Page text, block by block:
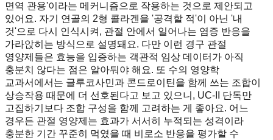
면역 관용'이라는 메커니즘으로 작용하는 것으로 제안되고
있어요. 자기 연골의 2형 콜라겐을 '공격할 적'이 아닌 '내
것'으로 다시 인식시켜, 관절 안에서 일어나는 염증 반응을
가라앉히는 방식으로 설명돼요. 다만 이런 경구 관절
영양제들은 효능을 입증하는 객관적 임상 데이터가 아직
충분치 않다는 점은 알아둬야 해요. 또 수의 영양학
교과서에서는 글루코사민과 콘드로이틴을 함께 쓰는 조합이
상승작용 때문에 더 선호된다고 보고 있으니, UC-II 단독만
고집하기보다 조합 구성을 함께 고려하는 게 좋아요. 어느
경우든 관절 영양제는 효과가 서서히 누적되는 성격이라
충분한 기간 꾸준히 먹였을 때 비로소 반응을 평가할 수